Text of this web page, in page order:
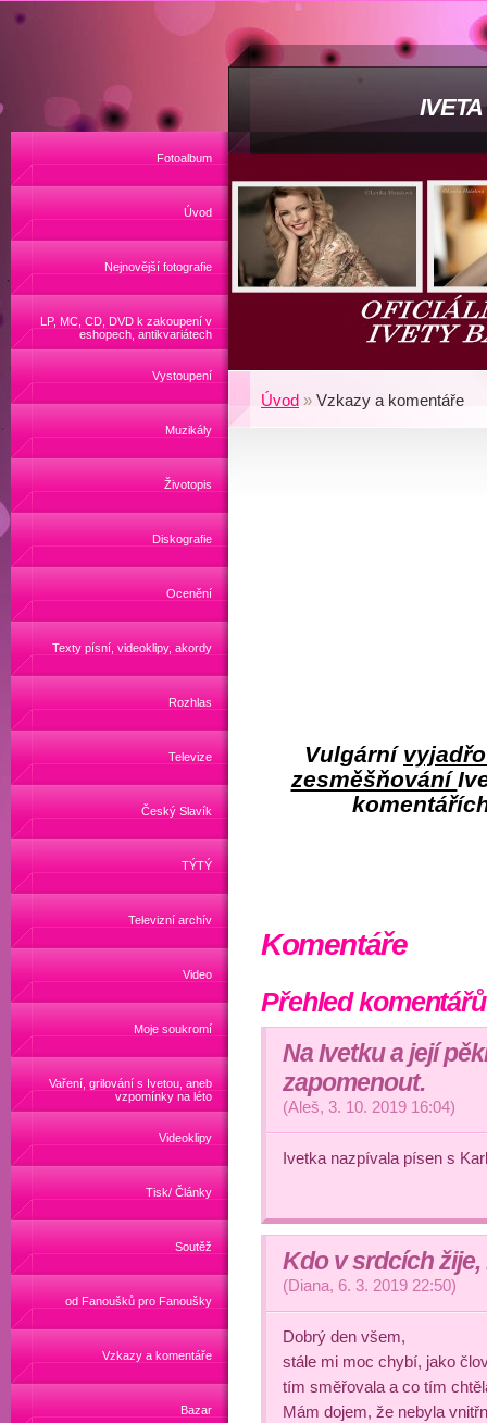
Fotoalbum
Úvod
Nejnovější fotografie
LP, MC, CD, DVD k zakoupení v
eshopech, antikvariátech
Vystoupení
Muzikály
Životopis
Diskografie
Ocenění
Texty písní, videoklipy, akordy
Rozhlas
Televize
Český Slavík
TÝTÝ
Televizní archív
Video
Moje soukromí
Vaření, grilování s Ivetou, aneb
vzpomínky na léto
Videoklipy
Tisk/ Články
Soutěž
od Fanoušků pro Fanoušky
Vzkazy a komentáře
Bazar
Úvod » Vzkazy a komentáře
Vulgární
zesměšňování
Komentáře
Přehled komentářů
Na Ivetku a její
zapomenout.
(Aleš, 3. 10. 2019 16:04)
Ivetka nazpívala písen s
Kdo v srdcích žije,
(Diana, 6. 3. 2019 22:50)
Dobrý den všem,
stále mi moc chybí, jako
tím směřovala a co tím
Mám dojem, že nebyla